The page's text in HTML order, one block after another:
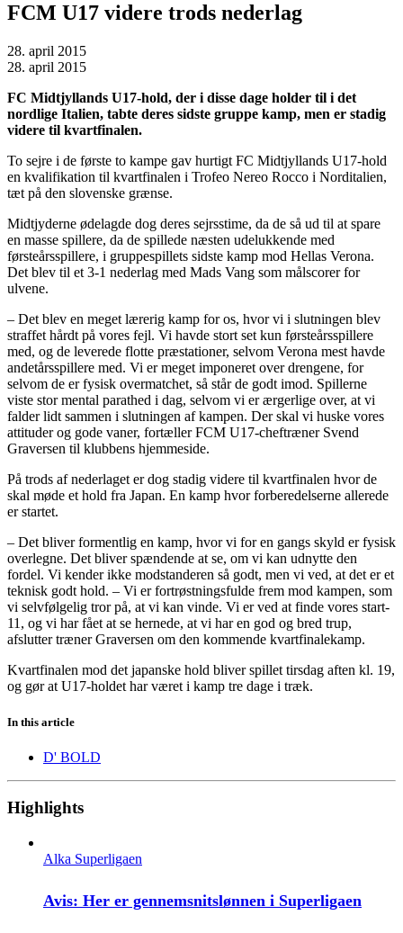
FCM U17 videre trods nederlag
28. april 2015
28. april 2015
FC Midtjyllands U17-hold, der i disse dage holder til i det
nordlige Italien, tabte deres sidste gruppe kamp, men er stadig
videre til kvartfinalen.
To sejre i de første to kampe gav hurtigt FC Midtjyllands U17-hold
en kvalifikation til kvartfinalen i Trofeo Nereo Rocco i Norditalien,
tæt på den slovenske grænse.
Midtjyderne ødelagde dog deres sejrsstime, da de så ud til at spare
en masse spillere, da de spillede næsten udelukkende med
førsteårsspillere, i gruppespillets sidste kamp mod Hellas Verona.
Det blev til et 3-1 nederlag med Mads Vang som målscorer for
ulvene.
– Det blev en meget lærerig kamp for os, hvor vi i slutningen blev
straffet hårdt på vores fejl. Vi havde stort set kun førsteårsspillere
med, og de leverede flotte præstationer, selvom Verona mest havde
andetårsspillere med. Vi er meget imponeret over drengene, for
selvom de er fysisk overmatchet, så står de godt imod. Spillerne
viste stor mental parathed i dag, selvom vi er ærgerlige over, at vi
falder lidt sammen i slutningen af kampen. Der skal vi huske vores
attituder og gode vaner, fortæller FCM U17-cheftræner Svend
Graversen til klubbens hjemmeside.
På trods af nederlaget er dog stadig videre til kvartfinalen hvor de
skal møde et hold fra Japan. En kamp hvor forberedelserne allerede
er startet.
– Det bliver formentlig en kamp, hvor vi for en gangs skyld er fysisk
overlegne. Det bliver spændende at se, om vi kan udnytte den
fordel. Vi kender ikke modstanderen så godt, men vi ved, at det er et
teknisk godt hold. – Vi er fortrøstningsfulde frem mod kampen, som
vi selvfølgelig tror på, at vi kan vinde. Vi er ved at finde vores start-
11, og vi har fået at se hernede, at vi har en god og bred trup,
afslutter træner Graversen om den kommende kvartfinalekamp.
Kvartfinalen mod det japanske hold bliver spillet tirsdag aften kl. 19,
og gør at U17-holdet har været i kamp tre dage i træk.
In this article
D' BOLD
Highlights
Alka Superligaen
Avis: Her er gennemsnitslønnen i Superligaen